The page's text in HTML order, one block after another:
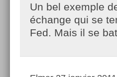
Un bel exemple
échange qui se
Fed. Mais il se